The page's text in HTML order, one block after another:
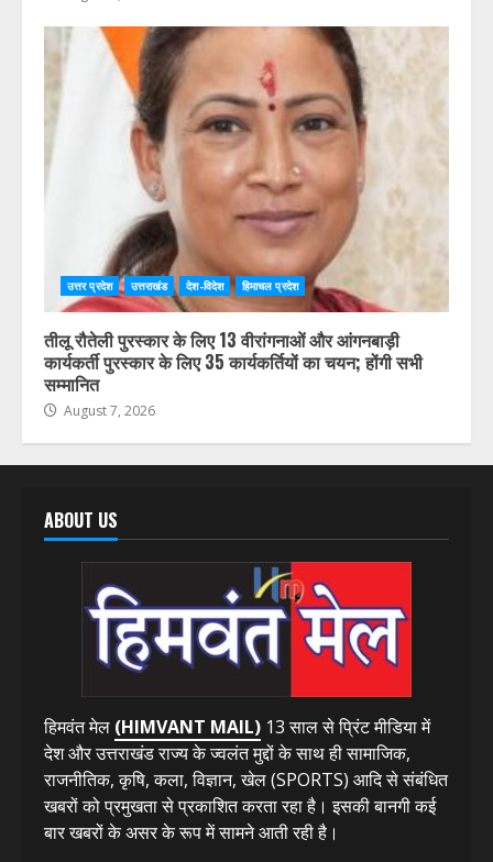
उत्तर प्रदेश उत्तराखंड देश-विदेश हिमाचल प्रदेश
तीलू रौतेली पुरस्कार के लिए 13 वीरांगनाओं और आंगनबाड़ी
कार्यकर्ती पुरस्कार के लिए 35 कार्यकर्तियों का चयन; होंगी सभी
सम्मानित
August 7, 2026
ABOUT US
हिमवंत मेल (HIMVANT MAIL) 13 साल से प्रिंट मीडिया में
देश और उत्तराखंड राज्य के ज्वलंत मुद्दों के साथ ही सामाजिक,
राजनीतिक, कृषि, कला, विज्ञान, खेल (SPORTS) आदि से संबंधित
खबरों को प्रमुखता से प्रकाशित करता रहा है। इसकी बानगी कई
बार खबरों के असर के रूप में सामने आती रही है।